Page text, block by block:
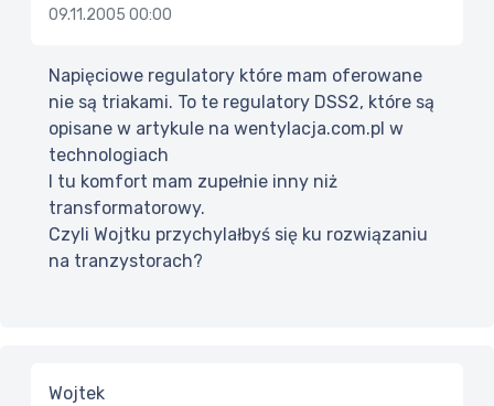
09.11.2005 00:00
Napięciowe regulatory które mam oferowane
nie są triakami. To te regulatory DSS2, które są
opisane w artykule na wentylacja.com.pl w
technologiach
I tu komfort mam zupełnie inny niż
transformatorowy.
Czyli Wojtku przychylałbyś się ku rozwiązaniu
na tranzystorach?
Wojtek